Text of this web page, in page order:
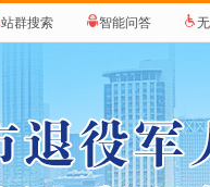
站群搜索 智能问答